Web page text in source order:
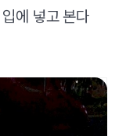
에 넣고 본다